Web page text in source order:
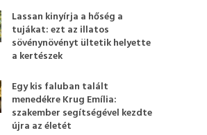
Lassan kinyírja a hőség a
tujákat: ezt az illatos
sövénynövényt ültetik helyette
a kertészek
Egy kis faluban talált
menedékre Krug Emília:
szakember segítségével kezdte
újra az életét